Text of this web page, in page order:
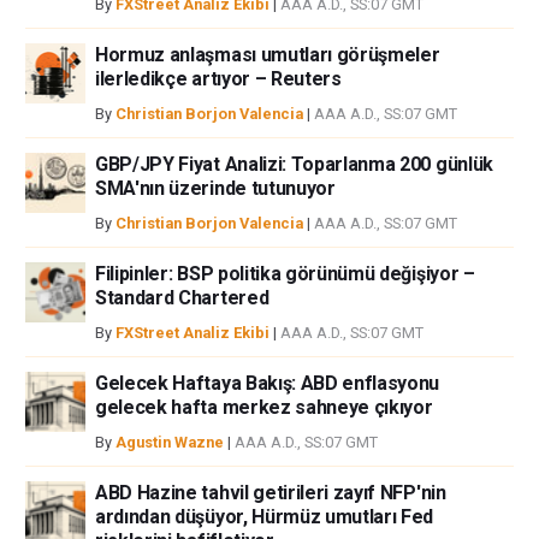
herhangi bir kayıp ya da hasar için sorumluluk kabul etmemektedir.
By FXStreet Analiz Ekibi | AAA A.D., SS:07 GMT
Hormuz anlaşması umutları görüşmeler
ilerledikçe artıyor – Reuters
By Christian Borjon Valencia | AAA A.D., SS:07 GMT
GBP/JPY Fiyat Analizi: Toparlanma 200 günlük
SMA'nın üzerinde tutunuyor
By Christian Borjon Valencia | AAA A.D., SS:07 GMT
Filipinler: BSP politika görünümü değişiyor –
Standard Chartered
By FXStreet Analiz Ekibi | AAA A.D., SS:07 GMT
Gelecek Haftaya Bakış: ABD enflasyonu
gelecek hafta merkez sahneye çıkıyor
By Agustin Wazne | AAA A.D., SS:07 GMT
ABD Hazine tahvil getirileri zayıf NFP'nin
ardından düşüyor, Hürmüz umutları Fed